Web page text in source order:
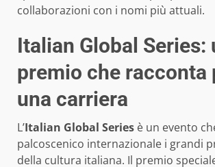
collaborazioni con i nomi più attuali.
Italian Global Series:
premio che racconta
una carriera
L’Italian Global Series è un evento
palcoscenico internazionale i grandi
della cultura italiana. Il premio